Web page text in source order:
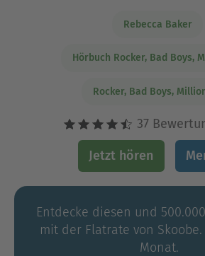
Rebecca Baker
Hörbuch Rocker, Bad Boys,
Rocker, Bad Boys,
37
Jetzt hören
Entdecke diesen und
mit der Flatrate von Skoobe.
Monat.